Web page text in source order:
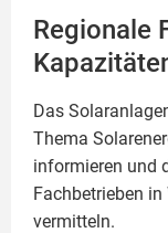
Regionale
Das
Thema
informieren und
Fachbetrieben
vermitteln.